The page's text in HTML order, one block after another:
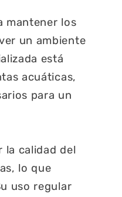
mantener los
un ambiente
está
acuáticas,
para un
la calidad del
lo que
uso regular